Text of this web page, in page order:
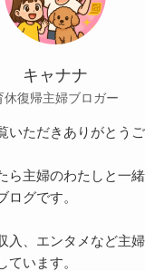
キャナナ
休復帰主婦ブロガー
いただきありがとうご
ら主婦のわたしと一
ログです。
入、エンタメなど主
ています。